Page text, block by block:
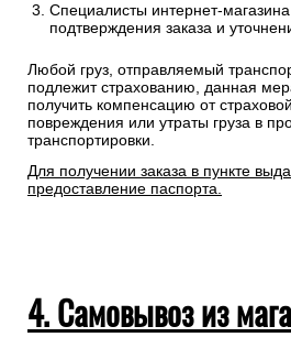
Специалисты интернет-
подтверждения заказа и
Любой груз, отправляемый
подлежит страхованию, данная
получить компенсацию от
повреждения или утраты груза в
транспортировки.
Для получении заказа в пункте
предоставление паспорта.
4. Самовывоз из